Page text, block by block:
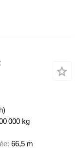
000 kg
66,5 m